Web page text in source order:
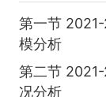
第一节
模分析
第二节
况分析